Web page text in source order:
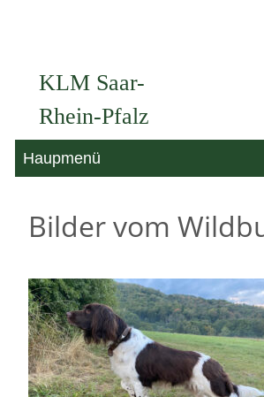
springen
KLM Saar-
Rhein-Pfalz
Haupmenü
Bilder vom